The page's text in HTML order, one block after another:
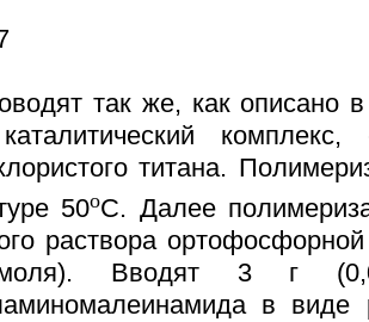
так же, как описано
титана.
50oС. Далее
раствора
Вводят 3 г
в виде